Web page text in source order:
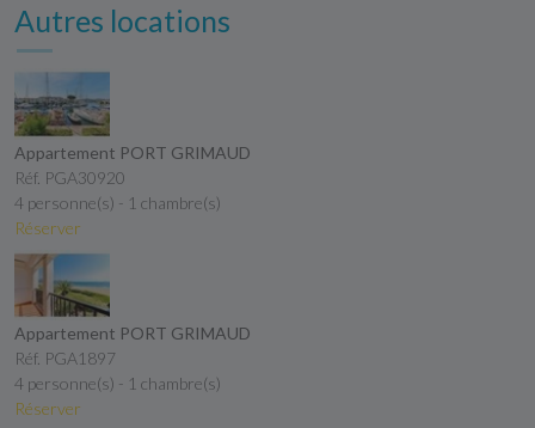
Autres locations
Appartement PORT GRIMAUD
Réf. PGA30920
4 personne(s) - 1 chambre(s)
Réserver
Appartement PORT GRIMAUD
Réf. PGA1897
4 personne(s) - 1 chambre(s)
Réserver